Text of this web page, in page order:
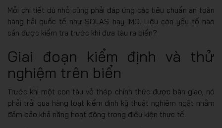
Mỗi chi tiết dù nhỏ cũng phải đáp ứng các tiêu chuẩn an toàn
hàng hải quốc tế như SOLAS hay IMO. Liệu còn yếu tố nào
cần được kiểm tra trước khi đưa tàu ra biển?
Giai đoạn kiểm định và thử
nghiệm trên biển
Trước khi một con tàu vỏ thép chính thức được bàn giao, nó
phải trải qua hàng loạt kiểm định kỹ thuật nghiêm ngặt nhằm
đảm bảo khả năng hoạt động trong điều kiện thực tế.